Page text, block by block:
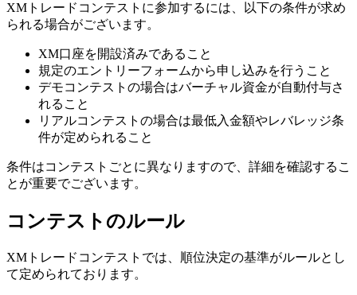
XMトレードコンテストに参加するには、以下の条件が求め
られる場合がございます。
XM口座を開設済みであること
規定のエントリーフォームから申し込みを行うこと
デモコンテストの場合はバーチャル資金が自動付与さ
れること
リアルコンテストの場合は最低入金額やレバレッジ条
件が定められること
条件はコンテストごとに異なりますので、詳細を確認するこ
とが重要でございます。
コンテストのルール
XMトレードコンテストでは、順位決定の基準がルールとし
て定められております。